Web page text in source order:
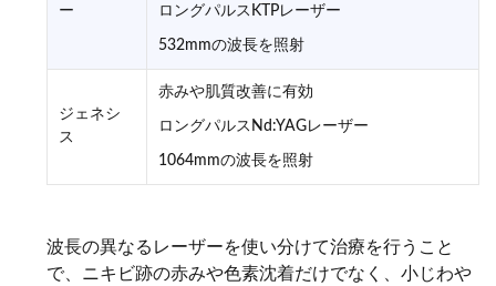
ー
ロングパルスKTPレーザー
532mmの波長を照射
ジェネシ
ス
赤みや肌質改善に有効
ロングパルスNd:YAGレーザー
1064mmの波長を照射
波長の異なるレーザーを使い分けて治療を行うこと
で、ニキビ跡の赤みや色素沈着だけでなく、小じわや